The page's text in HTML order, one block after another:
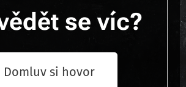
se víc?
Domluv si hovor